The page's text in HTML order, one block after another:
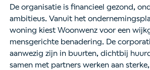
De organisatie is financieel gezond,
ambitieus. Vanuit het
woning kiest Woonwenz voor een
mensgerichte benadering. De
aanwezig zijn in buurten, dichtbij
samen met partners werken aan